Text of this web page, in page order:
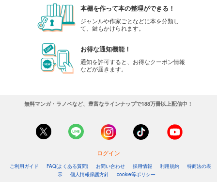
本棚を作って本の整理ができる！
ジャンルや作家ごとなどに本を分類し
て、鍵もかけられます。
お得な通知機能！
通知を許可すると、お得なクーポン情報
などが届きます。
無料マンガ・ラノベなど、豊富なラインナップで188万冊以上配信中！
ログイン
ご利用ガイド FAQ(よくある質問) お問い合わせ 採用情報 利用規約
特商法の表
示
個人情報保護方針
cookie等ポリシー